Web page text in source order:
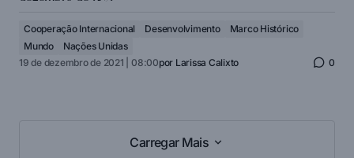
Cooperação Internacional Desenvolvimento
Marco Histórico
Mundo
Nações Unidas
19 de dezembro de 2021 | 08:00por Larissa Calixto 0
Carregar Mais